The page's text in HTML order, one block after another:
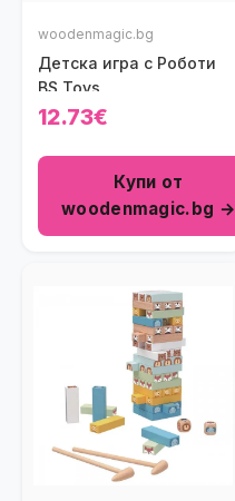
woodenmagic.bg
Детска игра с Роботи
BS Toys
12.73€
Купи от
woodenmagic.bg →